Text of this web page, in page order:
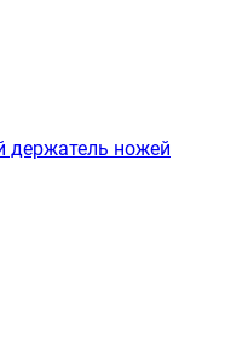
держатель ножей